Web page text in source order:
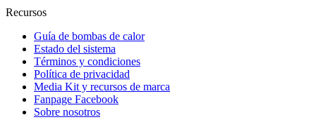
Recursos
Guía de bombas de calor
Estado del sistema
Términos y condiciones
Política de privacidad
Media Kit y recursos de marca
Fanpage Facebook
Sobre nosotros